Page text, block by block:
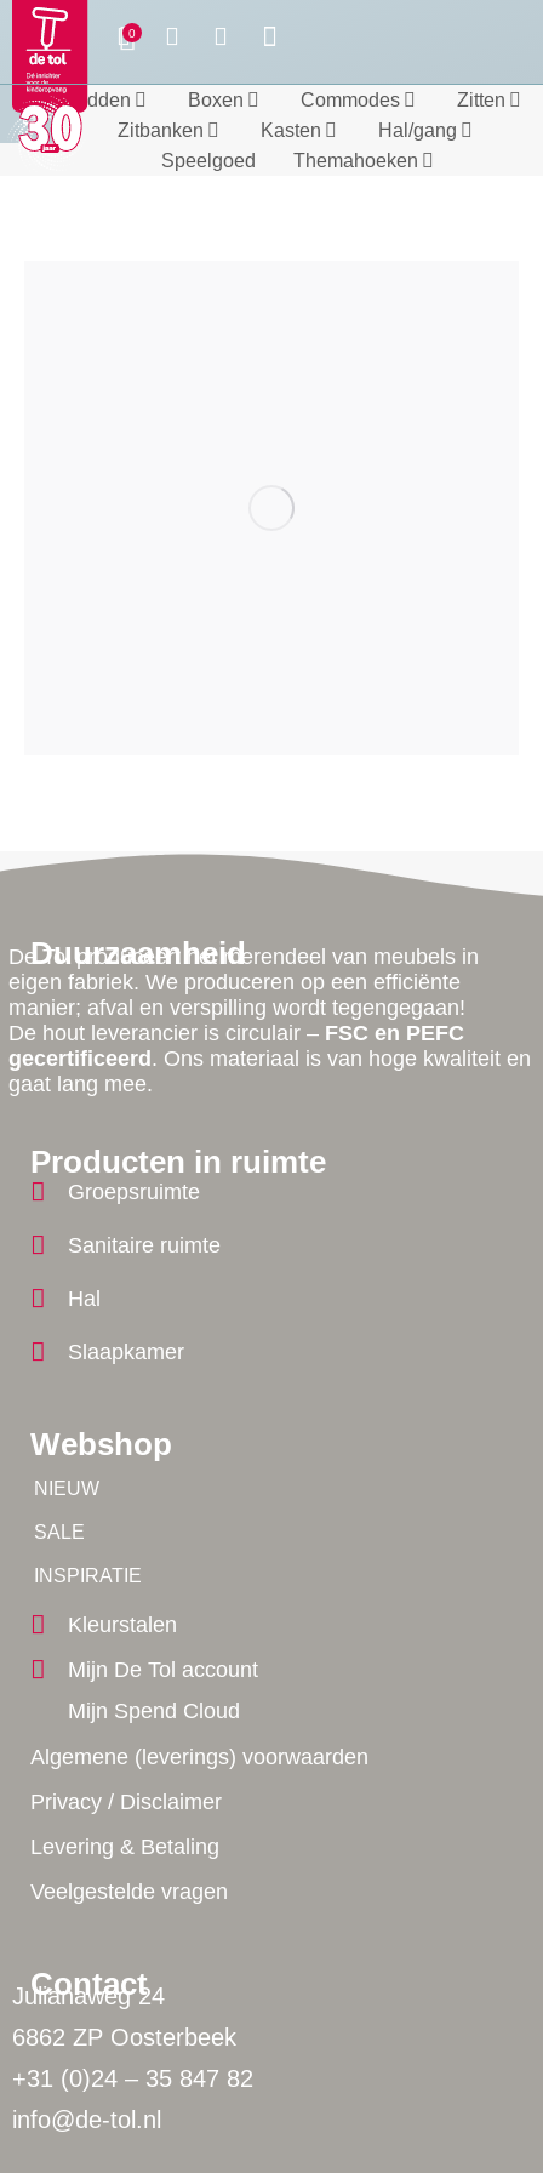
Bedden Boxen Commodes
Zitten
Zitbanken
Kasten
Hal/gang
Speelgoed
Themahoeken
Contact
Julianaweg 24
6862 ZP Oosterbeek
+31 (0)24 – 35 847 82
info@de-tol.nl
Webshop
NIEUW
SALE
INSPIRATIE
Kleurstalen
Mijn De Tol account
Mijn Spend Cloud
Algemene (leverings) voorwaarden
Privacy / Disclaimer
Levering & Betaling
Veelgestelde vragen
Producten in ruimte
Groepsruimte
Sanitaire ruimte
Hal
Slaapkamer
Duurzaamheid
De Tol produceert het merendeel van meubels in
eigen fabriek. We produceren op een efficiënte
manier; afval en verspilling wordt tegengegaan!
De hout leverancier is circulair – FSC en PEFC
gecertificeerd . Ons materiaal is van hoge kwaliteit en
gaat lang mee.